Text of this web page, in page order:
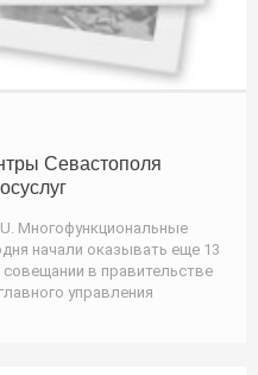
Севастополя
Многофункциональные
начали оказывать еще 13
совещании в правительстве
управления